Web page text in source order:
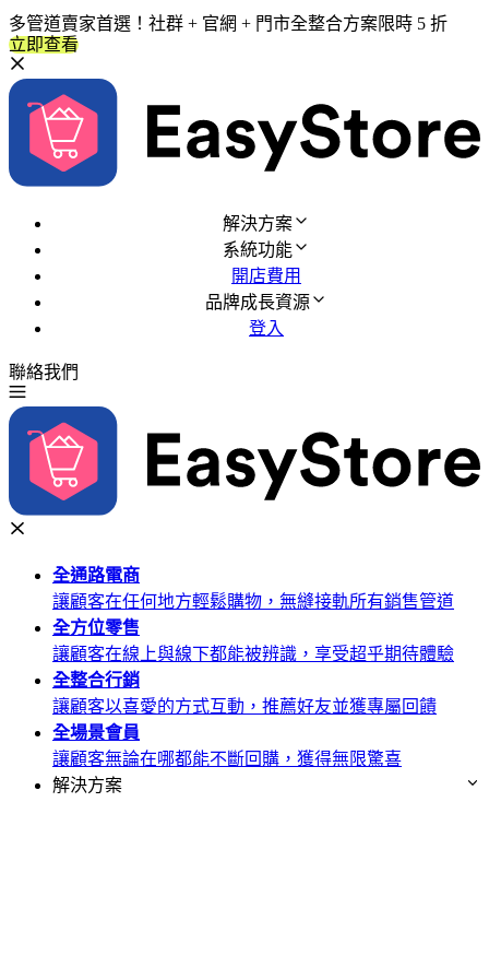
多管道賣家首選！社群 + 官網 + 門市全整合方案限時 5 折
立即查看
解決方案
系統功能
開店費用
品牌成長資源
登入
聯絡我們
全通路電商
讓顧客在任何地方輕鬆購物，無縫接軌所有銷售管道
全方位零售
讓顧客在線上與線下都能被辨識，享受超乎期待體驗
全整合行銷
讓顧客以喜愛的方式互動，推薦好友並獲專屬回饋
全場景會員
讓顧客無論在哪都能不斷回購，獲得無限驚喜
解決方案